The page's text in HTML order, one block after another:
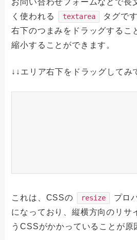
お問い合わせフォームなどで長
く使われる
textarea
タグで
右下のつまみをドラッグするこ
縮小することができます。
↓↓エリア右下をドラッグしてみ
これは、CSSの resize プロ
になっており、縦横方向のリサ
うCSSがかかっていることが原